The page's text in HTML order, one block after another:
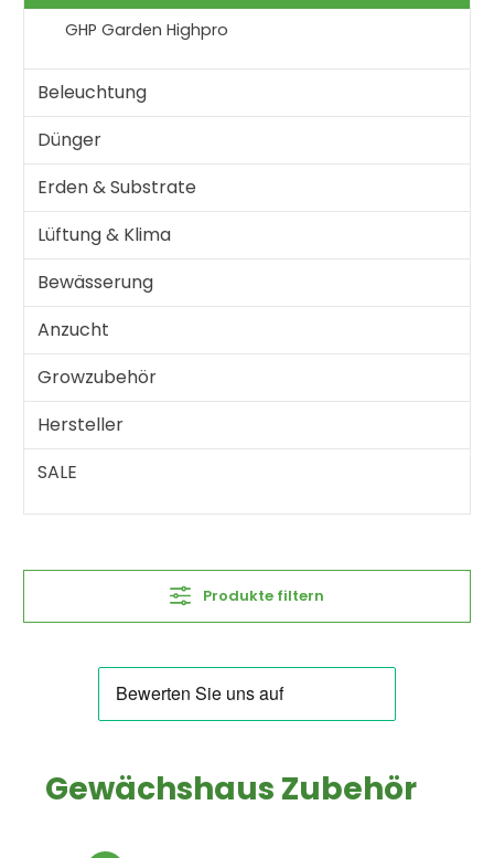
GHP Garden Highpro
Beleuchtung
Dünger
Erden & Substrate
Lüftung & Klima
Bewässerung
Anzucht
Growzubehör
Hersteller
SALE
Produkte filtern
Gewächshaus Zubehör